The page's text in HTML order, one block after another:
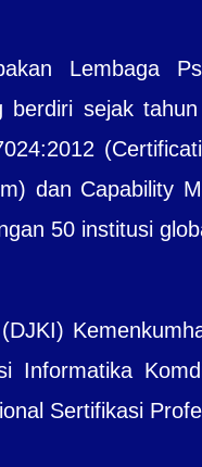
Lembaga
berdiri sejak
dan Capability
50 institusi
Informatika
Sertifikasi